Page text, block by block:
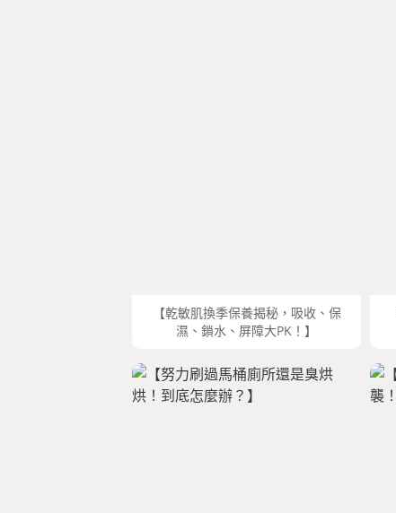
【乾敏肌換季保養揭秘，吸收、保
濕、鎖水、屏障大PK！】